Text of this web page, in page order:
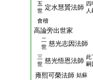
五
世 定水慧贇法師 四
會稽
高論旁出世家
二
世 慈光志因法師
三
世 慈光悟恩法師 此
嗣
雍熙可榮法師 姑蘇